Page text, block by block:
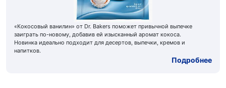
«Кокосовый ванилин» от Dr. Bakers поможет привычной выпечке
заиграть по-новому, добавив ей изысканный аромат кокоса.
Новинка идеально подходит для десертов, выпечки, кремов и
напитков.
Подробнее